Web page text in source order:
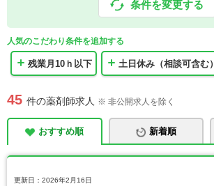
条件を変更する
人気のこだわり条件を追加する
残業月10ｈ以下 土日休み（相談可含む）
45 件の薬剤師求人 ※ 非公開求人を除く
おすすめ順 新着順
更新日：2026年2月16日